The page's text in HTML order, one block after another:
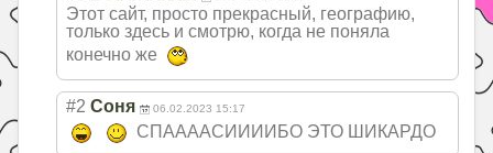
Этот сайт, просто прекрасный, географию,
только здесь и смотрю, когда не поняла
конечно же
#2 Соня 06.02.2023 15:17
СПААААСИИИИБО ЭТО ШИКАРДО